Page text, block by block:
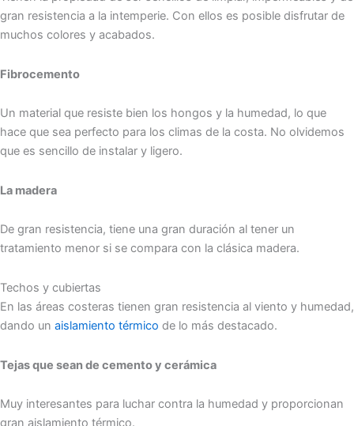
gran resistencia a la intemperie. Con ellos es posible disfrutar de
muchos colores y acabados.
Fibrocemento
Un material que resiste bien los hongos y la humedad, lo que
hace que sea perfecto para los climas de la costa. No olvidemos
que es sencillo de instalar y ligero.
La madera
De gran resistencia, tiene una gran duración al tener un
tratamiento menor si se compara con la clásica madera.
Techos y cubiertas
En las áreas costeras tienen gran resistencia al viento y humedad,
dando un aislamiento térmico de lo más destacado.
Tejas que sean de cemento y cerámica
Muy interesantes para luchar contra la humedad y proporcionan
gran aislamiento térmico.